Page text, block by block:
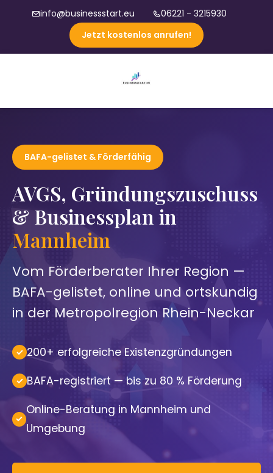
info@businessstart.eu
06221 - 3215930
Jetzt kostenlos anrufen!
BAFA-gelistet & Förderfähig
AVGS, Gründungszuschuss
& Businessplan in
Mannheim
Vom Förderberater Ihrer Region —
BAFA-gelistet, online und ortskundig
in der Metropolregion Rhein-Neckar
200+ erfolgreiche Existenzgründungen
BAFA-registriert — bis zu 80 % Förderung
Online-Beratung in Mannheim und
Umgebung